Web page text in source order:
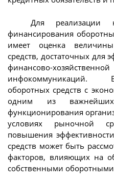
Для реализации
финансирования
имеет оценка
средств, достаточных для
финансово-
инфокоммуникаций.
оборотных средств с
одним из важнейших
функционирования
условиях рыночной
повышения
средств может быть
факторов, влияющих на
собственными оборотными